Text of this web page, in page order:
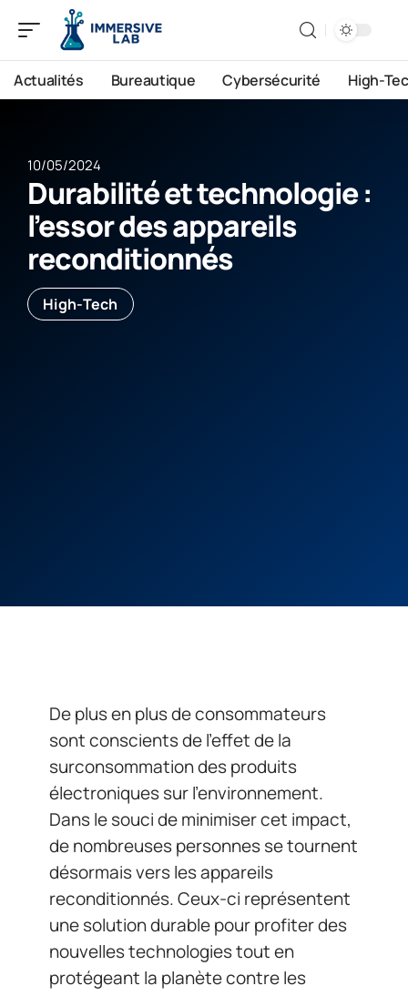
Actualités Bureautique Cybersécurité High-
10/05/2024
Durabilité et technologie :
l’essor des appareils
reconditionnés
High-Tech
De plus en plus de consommateurs
sont conscients de l’effet de la
surconsommation des produits
électroniques sur l’environnement.
Dans le souci de minimiser cet impact,
de nombreuses personnes se tournent
désormais vers les appareils
reconditionnés. Ceux-ci représentent
une solution durable pour profiter des
nouvelles technologies tout en
protégeant la planète contre les